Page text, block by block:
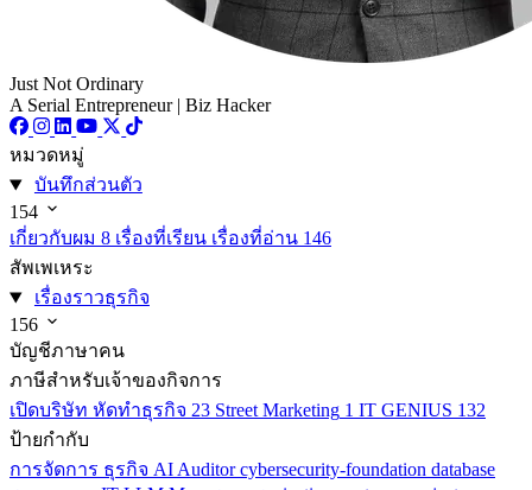
Just Not Ordinary
A Serial Entrepreneur | Biz Hacker
หมวดหมู่
บันทึกส่วนตัว
154
เกี่ยวกับผม 8 เรื่องที่เรียน เรื่องที่อ่าน 146
สัพเพเหระ
เรื่องราวธุรกิจ
156
บัญชีภาษาคน
ภาษีสำหรับเจ้าของกิจการ
เปิดบริษัท หัดทำธุรกิจ 23 Street Marketing 1 IT GENIUS 132
ป้ายกำกับ
การจัดการ ธุรกิจ AI Auditorcybersecurity-foundation database